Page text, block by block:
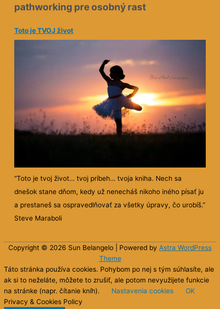
pathworking pre osobný rast
Toto je TVOJ život
“Toto je tvoj život… tvoj príbeh… tvoja kniha. Nech sa
dnešok stane dňom, kedy už nenecháš nikoho iného písať ju
a prestaneš sa ospravedlňovať za všetky úpravy, čo urobíš.”
Steve Maraboli
Copyright © 2026 Sun Belangelo | Powered by Astra WordPress
Theme
Táto stránka používa cookies. Pohybom po nej s tým súhlasíte, ale
ak si to neželáte, môžete to zrušiť, ale potom nevyužijete funkcie
na stránke (napr. čítanie kníh).
Nastavenia cookies
OK
Privacy & Cookies Policy